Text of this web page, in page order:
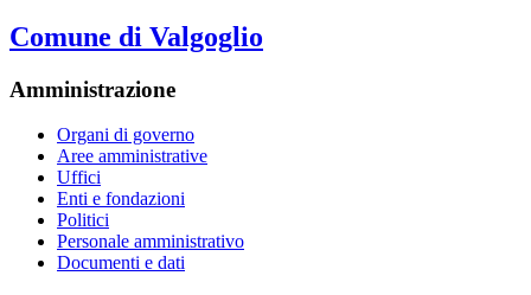
Comune di Valgoglio
Amministrazione
Organi di governo
Aree amministrative
Uffici
Enti e fondazioni
Politici
Personale amministrativo
Documenti e dati